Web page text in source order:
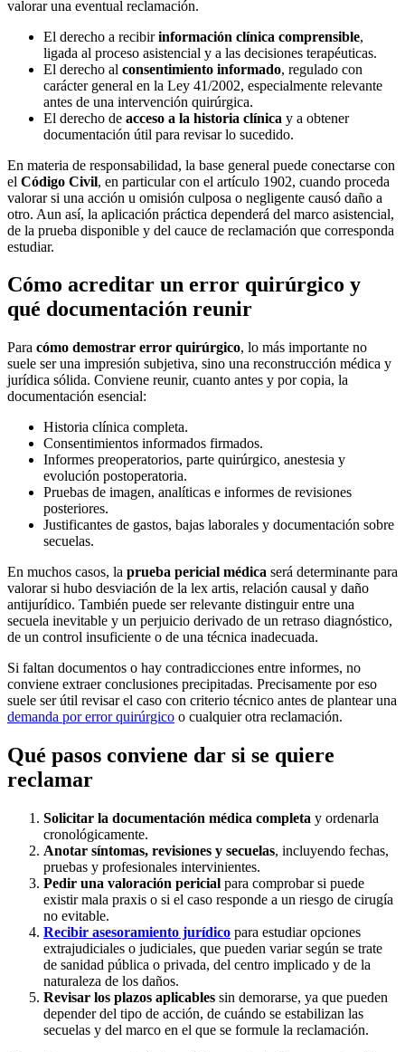
valorar una eventual reclamación.
El derecho a recibirinformación clínica comprensible,
ligada al proceso asistencial y a las decisiones terapéuticas.
El derecho al consentimiento informado, regulado con
carácter general en la Ley 41/2002, especialmente relevante
antes de una intervención quirúrgica.
El derecho de acceso a la historia clínica y a obtener
documentación útil para revisar lo sucedido.
En materia de responsabilidad, la base general puede conectarse con
el Código Civil, en particular con el artículo 1902, cuando proceda
valorar si una acción u omisión culposa o negligente causó daño a
otro. Aun así, la aplicación práctica dependerá del marco asistencial,
de la prueba disponible y del cauce de reclamación que corresponda
estudiar.
Cómo acreditar un error quirúrgico y
qué documentación reunir
Para cómo demostrar error quirúrgico, lo más importante no
suele ser una impresión subjetiva, sino una reconstrucción médica y
jurídica sólida. Conviene reunir, cuanto antes y por copia, la
documentación esencial:
Historia clínica completa.
Consentimientos informados firmados.
Informes preoperatorios, parte quirúrgico, anestesia y
evolución postoperatoria.
Pruebas de imagen, analíticas e informes de revisiones
posteriores.
Justificantes de gastos, bajas laborales y documentación sobre
secuelas.
En muchos casos, la prueba pericial médica será determinante para
valorar si hubo desviación de la lex artis, relación causal y daño
antijurídico. También puede ser relevante distinguir entre una
secuela inevitable y un perjuicio derivado de un retraso diagnóstico,
de un control insuficiente o de una técnica inadecuada.
Si faltan documentos o hay contradicciones entre informes, no
conviene extraer conclusiones precipitadas. Precisamente por eso
suele ser útil revisar el caso con criterio técnico antes de plantear una
demanda por error quirúrgico o cualquier otra reclamación.
Qué pasos conviene dar si se quiere
reclamar
Solicitar la documentación médica completa y ordenarla
cronológicamente.
Anotar síntomas, revisiones y secuelas, incluyendo fechas,
pruebas y profesionales intervinientes.
Pedir una valoración pericial para comprobar si puede
existir mala praxis o si el caso responde a un riesgo de cirugía
no evitable.
Recibir asesoramiento jurídico para estudiar opciones
extrajudiciales o judiciales, que pueden variar según se trate
de sanidad pública o privada, del centro implicado y de la
naturaleza de los daños.
Revisar los plazos aplicables sin demorarse, ya que pueden
depender del tipo de acción, de cuándo se estabilizan las
secuelas y del marco en el que se formule la reclamación.